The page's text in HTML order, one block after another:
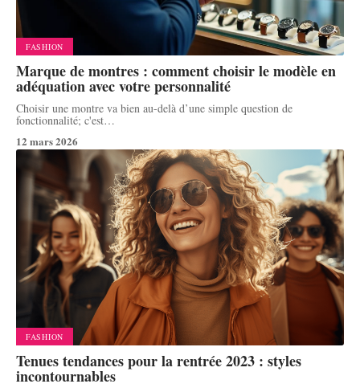
FASHION
Marque de montres : comment choisir le modèle en
adéquation avec votre personnalité
Choisir une montre va bien au-delà d’une simple question de
fonctionnalité; c'est…
12 mars 2026
FASHION
Tenues tendances pour la rentrée 2023 : styles
incontournables